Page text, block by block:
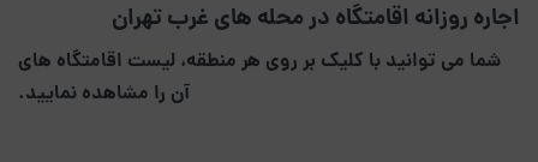
اجاره روزانه اقامتگاه در محله های غرب تهران
شما می توانید با کلیک بر روی هر منطقه، لیست اقامتگاه های
آن را مشاهده نمایید.